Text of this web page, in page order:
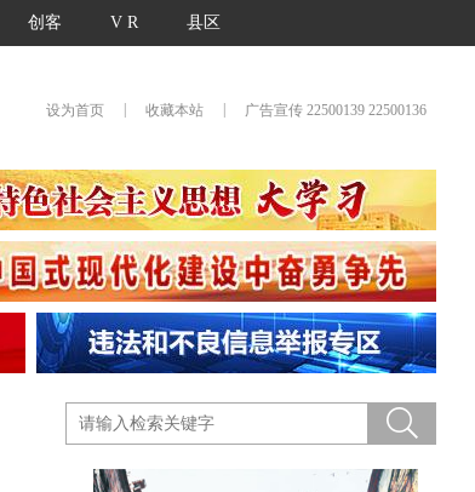
创客 V R 县区
设为首页 收藏本站 广告宣传 22500139 22500136